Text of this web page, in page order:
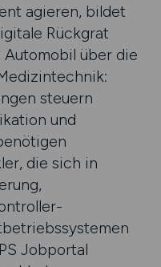
agieren, bildet
Rückgrat
über die
steuern
und
die sich in
Jobportal